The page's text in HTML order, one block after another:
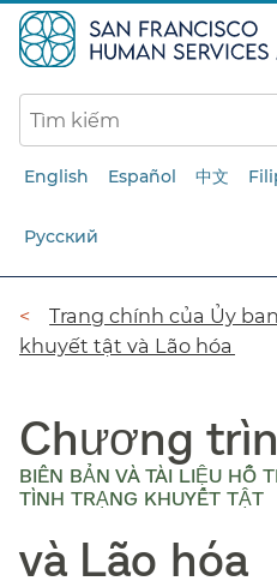
English Español 中文
Русский
Đường
dẫn​​
Trang chính của Ủy
khuyết tật và Lão hóa​​
Chương
BIÊN BẢN VÀ TÀI LIỆU HỖ
TÌNH TRẠNG KHUYẾT TẬT
và Lão hóa​​